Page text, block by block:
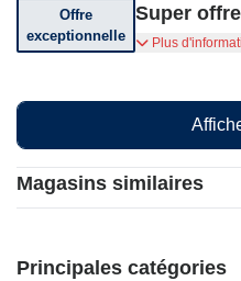
Magasins similaires
J2F Shop
Principales catégories
Offre
exceptionnelle
Super
Super offres
Plus